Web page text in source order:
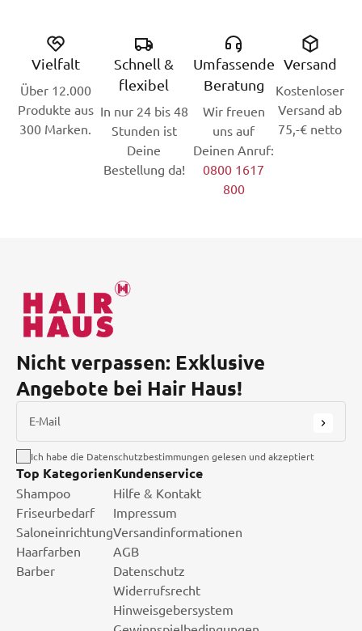
Vielfalt
Über 12.000
Produkte aus
300 Marken.
Schnell &
flexibel
In nur 24 bis 48
Stunden ist
Deine
Bestellung da!
Umfassende
Beratung
Wir freuen
uns auf
Deinen Anruf:
0800 1617
800
Versand
Kostenloser
Versand ab
75,-€ netto
Nicht verpassen: Exklusive
Angebote bei Hair Haus!
E-Mail
Ich habe die Datenschutzbestimmungen gelesen und akzeptiert
Top Kategorien
Shampoo
Friseurbedarf
Saloneinrichtung
Haarfarben
Barber
Kundenservice
Hilfe & Kontakt
Impressum
Versandinformationen
AGB
Datenschutz
Widerrufsrecht
Hinweisgebersystem